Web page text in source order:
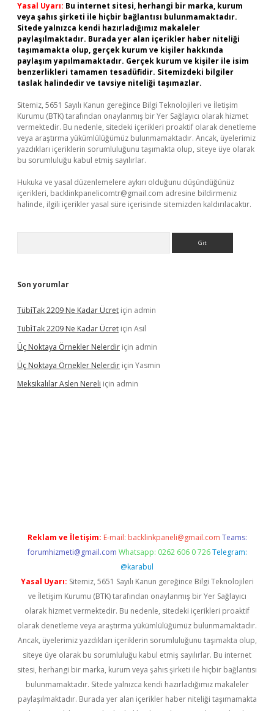
Yasal Uyarı: Bu internet sitesi, herhangi bir marka, kurum
veya şahıs şirketi ile hiçbir bağlantısı bulunmamaktadır.
Sitede yalnızca kendi hazırladığımız makaleler
paylaşılmaktadır. Burada yer alan içerikler haber niteliği
taşımamakta olup, gerçek kurum ve kişiler hakkında
paylaşım yapılmamaktadır. Gerçek kurum ve kişiler ile isim
benzerlikleri tamamen tesadüfidir. Sitemizdeki bilgiler
taslak halindedir ve tavsiye niteliği taşımazlar.
Sitemiz, 5651 Sayılı Kanun gereğince Bilgi Teknolojileri ve İletişim
Kurumu (BTK) tarafından onaylanmış bir Yer Sağlayıcı olarak hizmet
vermektedir. Bu nedenle, sitedeki içerikleri proaktif olarak denetleme
veya araştırma yükümlülüğümüz bulunmamaktadır. Ancak, üyelerimiz
yazdıkları içeriklerin sorumluluğunu taşımakta olup, siteye üye olarak
bu sorumluluğu kabul etmiş sayılırlar.
Hukuka ve yasal düzenlemelere aykırı olduğunu düşündüğünüz
içerikleri, backlinkpanelicomtr@gmail.com adresine bildirmeniz
halinde, ilgili içerikler yasal süre içerisinde sitemizden kaldırılacaktır.
Son yorumlar
Tübi̇Tak 2209 Ne Kadar Ücret için admin
Tübi̇Tak 2209 Ne Kadar Ücret için Asil
Üç Noktaya Örnekler Nelerdir için admin
Üç Noktaya Örnekler Nelerdir için Yasmin
Meksikalılar Aslen Nereli için admin
Reklam ve İletişim: E-mail: backlinkpaneli@gmail.com Teams:
forumhizmeti@gmail.com Whatsapp: 0262 606 0 726 Telegram:
@karabul
Yasal Uyarı: Sitemiz, 5651 Sayılı Kanun gereğince Bilgi Teknolojileri
ve İletişim Kurumu (BTK) tarafından onaylanmış bir Yer Sağlayıcı
olarak hizmet vermektedir. Bu nedenle, sitedeki içerikleri proaktif
olarak denetleme veya araştırma yükümlülüğümüz bulunmamaktadır.
Ancak, üyelerimiz yazdıkları içeriklerin sorumluluğunu taşımakta olup,
siteye üye olarak bu sorumluluğu kabul etmiş sayılırlar. Bu internet
sitesi, herhangi bir marka, kurum veya şahıs şirketi ile hiçbir bağlantısı
bulunmamaktadır. Sitede yalnızca kendi hazırladığımız makaleler
paylaşılmaktadır. Burada yer alan içerikler haber niteliği taşımamakta